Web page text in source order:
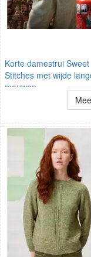
Korte damestrui Sweet
Stitches met wijde
mouwen